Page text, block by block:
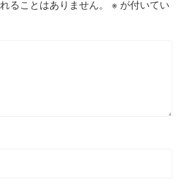
ることはありません。 ※ が付いてい